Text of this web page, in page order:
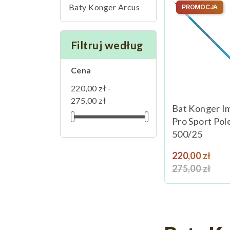
Baty Konger Arcus
Filtruj według
Cena
220,00 zł -
275,00 zł
Bat Konger
Pro Sport
500/25
Cena
220,00 zł
275,00 zł
PROMOCJA